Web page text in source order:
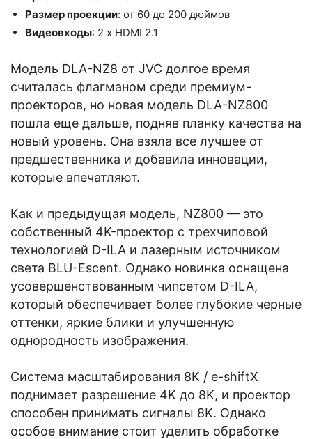
Размер проекции: от 60 до 200 дюймов
Видеовходы: 2 x HDMI 2.1
Модель DLA-NZ8 от JVC долгое время
считалась флагманом среди премиум-
проекторов, но новая модель DLA-NZ800
пошла еще дальше, подняв планку качества на
новый уровень. Она взяла все лучшее от
предшественника и добавила инновации,
которые впечатляют.
Как и предыдущая модель, NZ800 — это
собственный 4K-проектор с трехчиповой
технологией D-ILA и лазерным источником
света BLU-Escent. Однако новинка оснащена
усовершенствованным чипсетом D-ILA,
который обеспечивает более глубокие черные
оттенки, яркие блики и улучшенную
однородность изображения.
Система масштабирования 8K / e-shiftX
поднимает разрешение 4K до 8K, и проектор
способен принимать сигналы 8K. Однако
особое внимание стоит уделить обработке